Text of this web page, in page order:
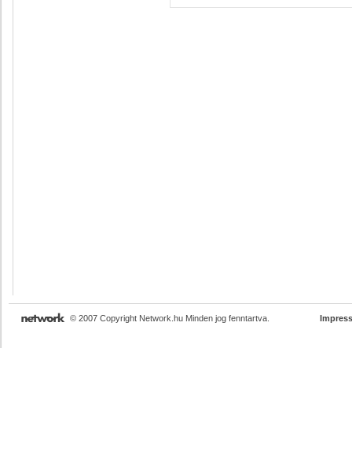
© 2007 Copyright Network.hu Minden jog fenntartva.